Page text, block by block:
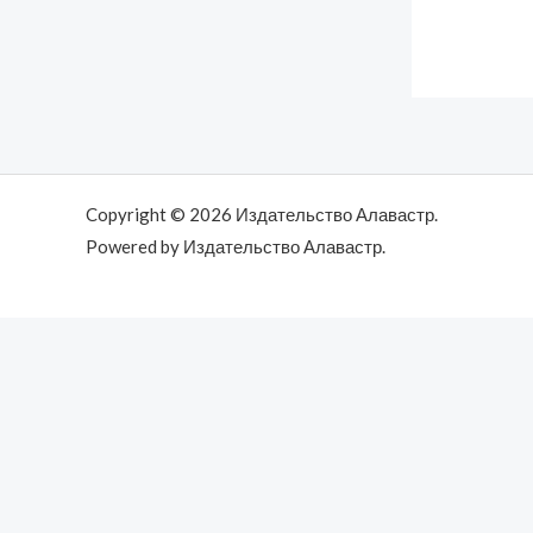
Copyright © 2026 Издательство Алавастр.
Powered by Издательство Алавастр.